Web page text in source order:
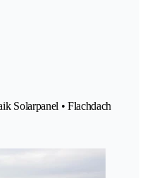
Solarpanel • Flachdach